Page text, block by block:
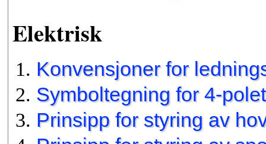
Elektrisk
Konvensjoner for
Symboltegning for 4-
Prinsipp for styring av